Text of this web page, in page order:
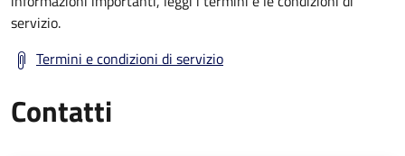
servizio.
Termini e condizioni di servizio
Contatti